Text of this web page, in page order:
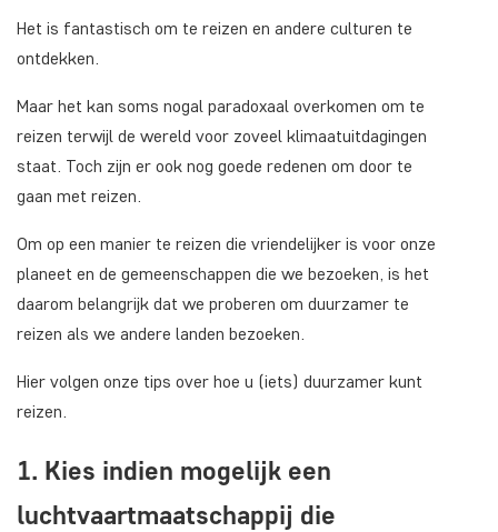
Het is fantastisch om te reizen en andere culturen te
ontdekken.
Maar het kan soms nogal paradoxaal overkomen om te
reizen terwijl de wereld voor zoveel klimaatuitdagingen
staat. Toch zijn er ook nog goede redenen om door te
gaan met reizen.
Om op een manier te reizen die vriendelijker is voor onze
planeet en de gemeenschappen die we bezoeken, is het
daarom belangrijk dat we proberen om duurzamer te
reizen als we andere landen bezoeken.
Hier volgen onze tips over hoe u (iets) duurzamer kunt
reizen.
1. Kies indien mogelijk een
luchtvaartmaatschappij die